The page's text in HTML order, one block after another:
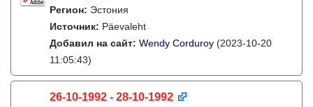
Регион: Эстония
Источник: Päevaleht
Добавил на сайт: Wendy Corduroy (2023-10-20
11:05:43)
26-10-1992 - 28-10-1992